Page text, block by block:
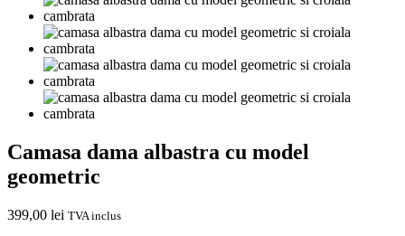
Camasa dama albastra cu model
geometric
399,00 lei TVA inclus